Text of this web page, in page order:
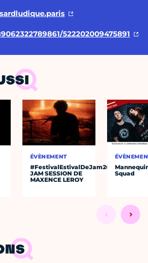
522202009475891
ÉVÈNEMENT
#FestivalEstivalDeJam2026
JAM SESSION DE
MAXENCE LEROY
Squad